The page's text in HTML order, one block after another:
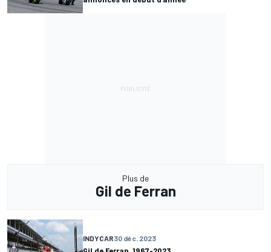
Plus de
Gil de Ferran
INDYCAR30 déc. 2023